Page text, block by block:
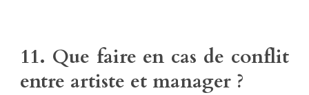
11. Que faire en cas de conflit
entre artiste et manager ?